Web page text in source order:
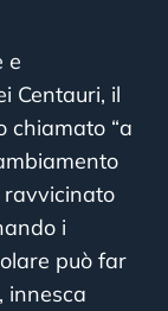
e
Centauri, il
chiamato “a
i
può far
innesca